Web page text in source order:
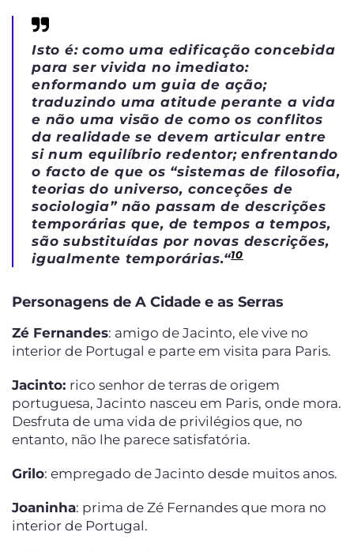
Isto é: como uma edificação concebida
para ser vivida no imediato:
enformando um guia de ação;
traduzindo uma atitude perante a vida
e não uma visão de como os conflitos
da realidade se devem articular entre
si num equilíbrio redentor; enfrentando
o facto de que os “sistemas de filosofia,
teorias do universo, conceções de
sociologia” não passam de descrições
temporárias que, de tempos a tempos,
são substituídas por novas descrições,
igualmente temporárias.“10
Personagens de A Cidade e as Serras
Zé Fernandes: amigo de Jacinto, ele vive no
interior de Portugal e parte em visita para Paris.
Jacinto: rico senhor de terras de origem
portuguesa, Jacinto nasceu em Paris, onde mora.
Desfruta de uma vida de privilégios que, no
entanto, não lhe parece satisfatória.
Grilo: empregado de Jacinto desde muitos anos.
Joaninha: prima de Zé Fernandes que mora no
interior de Portugal.